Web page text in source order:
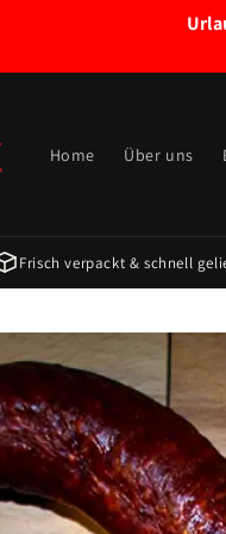
Home Über uns
Frisch verpackt & schnell